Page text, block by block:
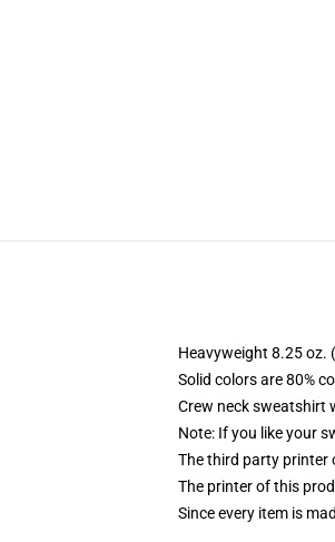
Heavyweight 8.25 oz.
Solid colors are 80%
Crew neck sweatshirt
Note: If you like your
The third party printer
The printer of this
Since every item is